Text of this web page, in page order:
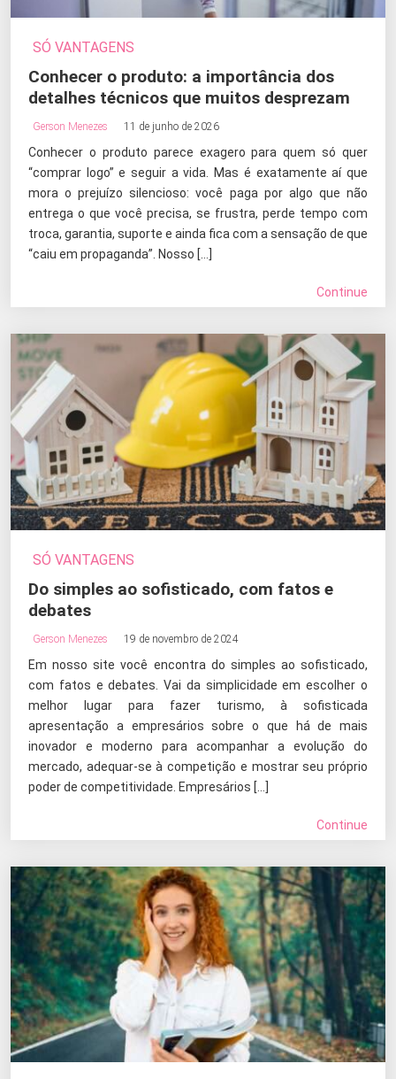
SÓ VANTAGENS
Conhecer o produto: a importância dos
detalhes técnicos que muitos desprezam
Gerson Menezes 11 de junho de 2026
Conhecer o produto parece exagero para quem só quer
“comprar logo” e seguir a vida. Mas é exatamente aí que
mora o prejuízo silencioso: você paga por algo que não
entrega o que você precisa, se frustra, perde tempo com
troca, garantia, suporte e ainda fica com a sensação de que
“caiu em propaganda”. Nosso […]
Continue
SÓ VANTAGENS
Do simples ao sofisticado, com fatos e
debates
Gerson Menezes 19 de novembro de 2024
Em nosso site você encontra do simples ao sofisticado,
com fatos e debates. Vai da simplicidade em escolher o
melhor lugar para fazer turismo, à sofisticada
apresentação a empresários sobre o que há de mais
inovador e moderno para acompanhar a evolução do
mercado, adequar-se à competição e mostrar seu próprio
poder de competitividade. Empresários […]
Continue